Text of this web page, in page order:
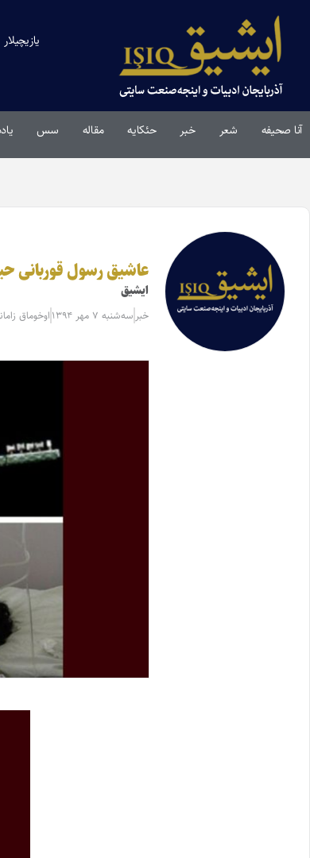
یازیچیلار
آنا صحیفه شعر خبر حئکایه مقاله‌ سس
عاشیق رسول قوربانی
ایشیق
خبر سه‌شنبه ۷ مهر ۱۳۹۴ اوخوماق زامانی: